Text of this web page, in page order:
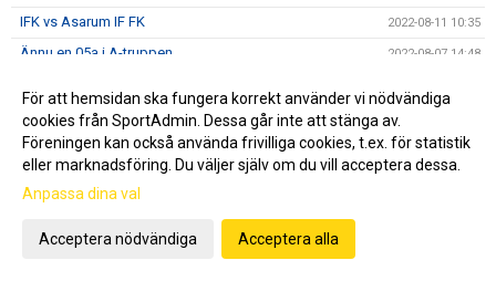
IFK vs Asarum IF FK 2022-08-11 10:35
Ännu en 05a i A-truppen 2022-08-07 14:48
ORAJÄRVI HAR FÖRLÄNGT 2022-07-27 22:07
30 år i Gothia Cup 2022-07-24 09:59
Åttondelen Gothia Cup
Sextondelsfinalen i GothiaCup!
IFK I GOTHIA CUP
För att hemsidan ska fungera korrekt använder vi nödvändiga
cookies från SportAdmin. Dessa går inte att stänga av.
Föreningen kan också använda frivilliga cookies, t.ex. för statistik
eller marknadsföring. Du väljer själv om du vill acceptera dessa.
Anpassa dina val
Acceptera nödvändiga Acceptera alla